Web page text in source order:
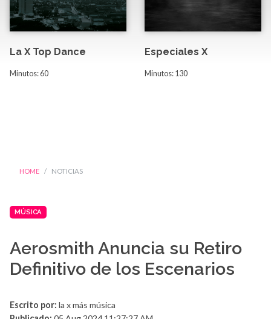
La X Top Dance
Minutos: 60
Especiales X
Minutos: 130
HOME NOTICIAS
MÚSICA
Aerosmith Anuncia su Retiro
Definitivo de los Escenarios
Escrito por: la x más música